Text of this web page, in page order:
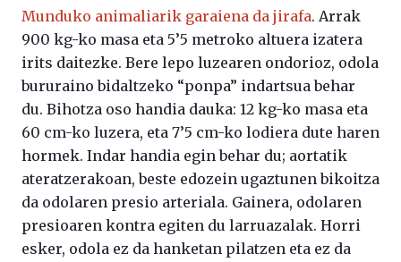
Munduko animaliarik garaiena da jirafa. Arrak
900 kg-ko masa eta 5’5 metroko altuera izatera
irits daitezke. Bere lepo luzearen ondorioz, odola
bururaino bidaltzeko “ponpa” indartsua behar
du. Bihotza oso handia dauka: 12 kg-ko masa eta
60 cm-ko luzera, eta 7’5 cm-ko lodiera dute haren
hormek. Indar handia egin behar du; aortatik
ateratzerakoan, beste edozein ugaztunen bikoitza
da odolaren presio arteriala. Gainera, odolaren
presioaren kontra egiten du larruazalak. Horri
esker, odola ez da hanketan pilatzen eta ez da